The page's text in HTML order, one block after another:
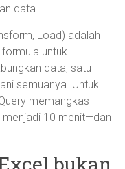
data.
Load) adalah
untuk
data, satu
semuanya. Untuk
memangkas
10 menit—dan
bukan